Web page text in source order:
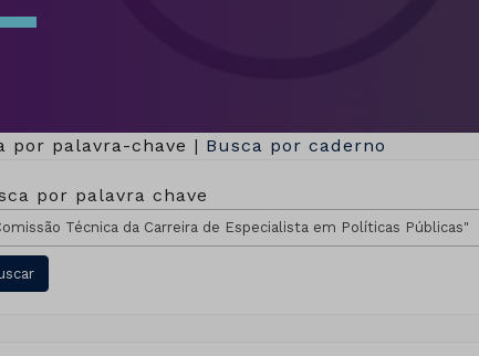
por palavra-chave | Busca por caderno
por palavra chave